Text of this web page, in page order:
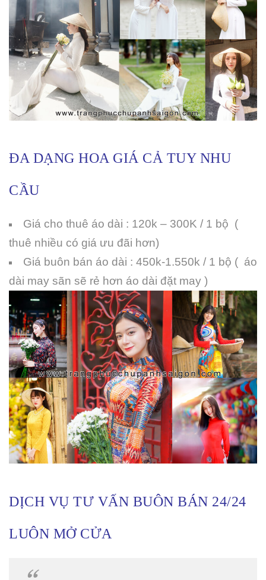
ĐA DẠNG HOA GIÁ CẢ TUY NHU
CẦU
Giá cho thuê áo dài : 120k – 300K / 1 bộ (
thuê nhiều có giá ưu đãi hơn)
Giá buôn bán áo dài : 450k-1.550k / 1 bộ ( áo
dài may sãn sẽ rẻ hơn áo dài đặt may )
DỊCH VỤ TƯ VẤN BUÔN BÁN 24/24
LUÔN MỞ CỬA